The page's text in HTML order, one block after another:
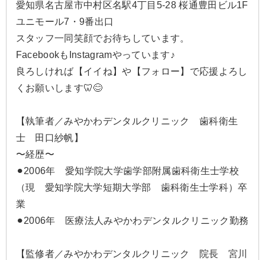
愛知県名古屋市中村区名駅4丁目5-28 桜通豊田ビル1F
ユニモール7・9番出口
スタッフ一同笑顔でお待ちしています。
FacebookもInstagramやっています♪
良ろしければ【イイね】や【フォロー】で応援よろし
くお願いします🦷😊
【執筆者／みやかわデンタルクリニック 歯科衛生
士 田口紗帆】
〜経歴〜
⚫︎2006年 愛知学院大学歯学部附属歯科衛生士学校
（現 愛知学院大学短期大学部 歯科衛生士学科）卒
業
⚫︎2006年 医療法人みやかわデンタルクリニック勤務
【監修者／みやかわデンタルクリニック 院長 宮川